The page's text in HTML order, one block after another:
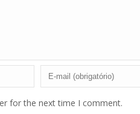
for the next time I comment.